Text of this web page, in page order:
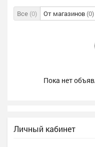
Все (0) От магазинов (0)
Пока нет
Личный кабинет